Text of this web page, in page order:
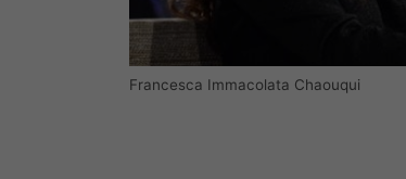
Francesca Immacolata Chaouqui